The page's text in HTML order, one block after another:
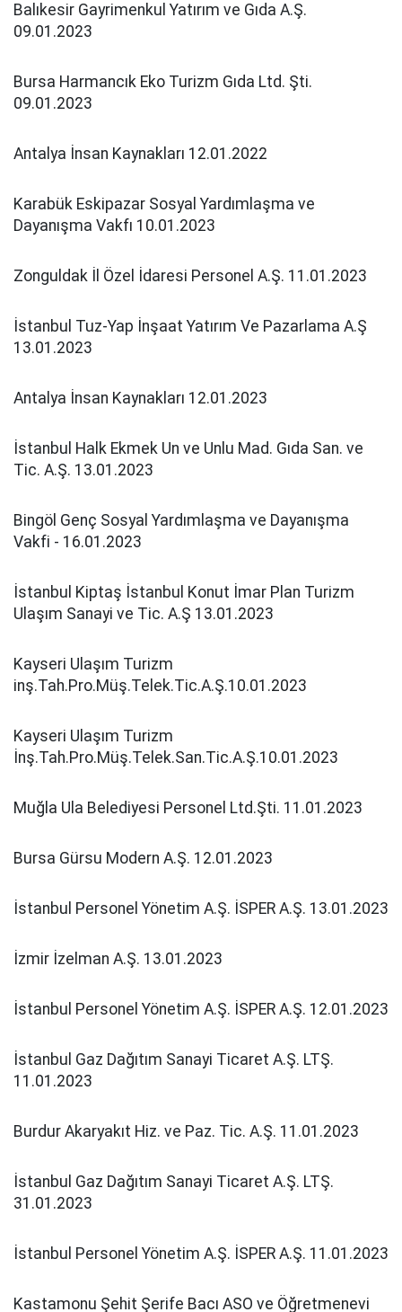
Balıkesir Gayrimenkul Yatırım ve Gıda A.Ş.
09.01.2023
Bursa Harmancık Eko Turizm Gıda Ltd. Şti.
09.01.2023
Antalya İnsan Kaynakları 12.01.2022
Karabük Eskipazar Sosyal Yardımlaşma ve
Dayanışma Vakfı 10.01.2023
Zonguldak İl Özel İdaresi Personel A.Ş. 11.01.2023
İstanbul Tuz-Yap İnşaat Yatırım Ve Pazarlama A.Ş
13.01.2023
Antalya İnsan Kaynakları 12.01.2023
İstanbul Halk Ekmek Un ve Unlu Mad. Gıda San. ve
Tic. A.Ş. 13.01.2023
Bingöl Genç Sosyal Yardımlaşma ve Dayanışma
Vakfi - 16.01.2023
İstanbul Kiptaş İstanbul Konut İmar Plan Turizm
Ulaşım Sanayi ve Tic. A.Ş 13.01.2023
Kayseri Ulaşım Turizm
inş.Tah.Pro.Müş.Telek.Tic.A.Ş.10.01.2023
Kayseri Ulaşım Turizm
İnş.Tah.Pro.Müş.Telek.San.Tic.A.Ş.10.01.2023
Muğla Ula Belediyesi Personel Ltd.Şti. 11.01.2023
Bursa Gürsu Modern A.Ş. 12.01.2023
İstanbul Personel Yönetim A.Ş. İSPER A.Ş. 13.01.2023
İzmir İzelman A.Ş. 13.01.2023
İstanbul Personel Yönetim A.Ş. İSPER A.Ş. 12.01.2023
İstanbul Gaz Dağıtım Sanayi Ticaret A.Ş. LTŞ.
11.01.2023
Burdur Akaryakıt Hiz. ve Paz. Tic. A.Ş. 11.01.2023
İstanbul Gaz Dağıtım Sanayi Ticaret A.Ş. LTŞ.
31.01.2023
İstanbul Personel Yönetim A.Ş. İSPER A.Ş. 11.01.2023
Kastamonu Şehit Şerife Bacı ASO ve Öğretmenevi